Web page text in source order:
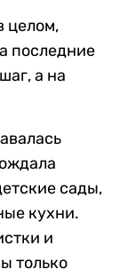
целом,
последние
а на
сады,
кухни.
и
только